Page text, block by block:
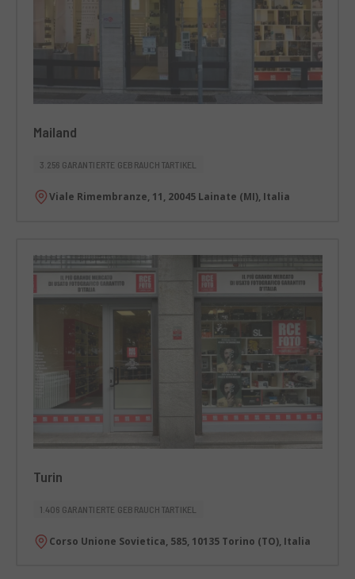
Mailand
3.256 GARANTIERTE GEBRAUCHTARTIKEL
Viale Rimembranze, 11, 20045 Lainate (MI), Italia
Turin
1.406 GARANTIERTE GEBRAUCHTARTIKEL
Corso Unione Sovietica, 585, 10135 Torino (TO), Italia